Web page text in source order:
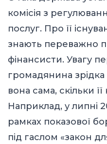
комісія з
послуг. Про її
знають переважно
фінансисти. Увагу
громадянина
вона сама, скільки
Наприклад, у липні
рамках показової
під гаслом «закон